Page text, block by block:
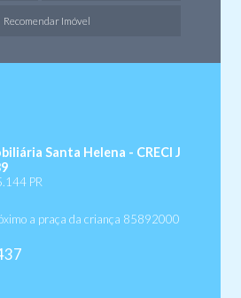
Recomendar Imóvel
Santa Helena - CRECI J
PR
a praça da criança 85892000